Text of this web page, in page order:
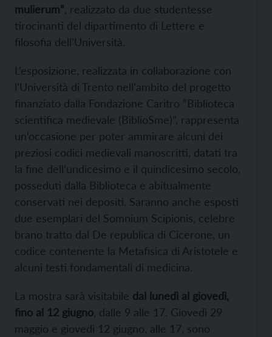
mulierum” , realizzato da due studentesse
tirocinanti del dipartimento di Lettere e
filosofia dell’Università.
L’esposizione, realizzata in collaborazione con
l’Università di Trento nell’ambito del progetto
finanziato dalla Fondazione Caritro “Biblioteca
scientifica medievale (BiblioSme)”, rappresenta
un’occasione per poter ammirare alcuni dei
preziosi codici medievali manoscritti, datati tra
la fine dell’undicesimo e il quindicesimo secolo,
posseduti dalla Biblioteca e abitualmente
conservati nei depositi. Saranno anche esposti
due esemplari del Somnium Scipionis, celebre
brano tratto dal De republica di Cicerone, un
codice contenente la Metafisica di Aristotele e
alcuni testi fondamentali di medicina.
La mostra sarà visitabile dal lunedì al giovedì,
fino al 12 giugno , dalle 9 alle 17. Giovedì 29
maggio e giovedì 12 giugno, alle 17, sono